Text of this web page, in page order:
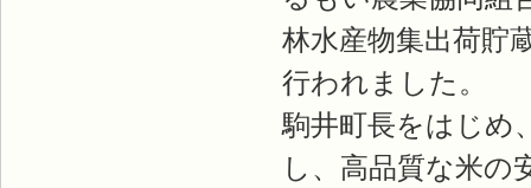
林水産物集出荷貯
行われました。
駒井町長をはじめ
し、高品質な米の